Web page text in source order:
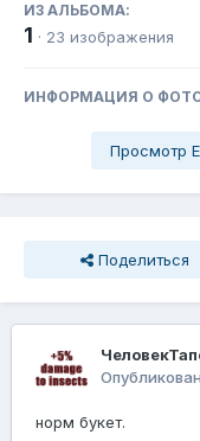
ИЗ АЛЬБОМА:
1 · 23 изображения
ИНФОРМАЦИЯ О
Просмотр
Поделиться
норм букет.